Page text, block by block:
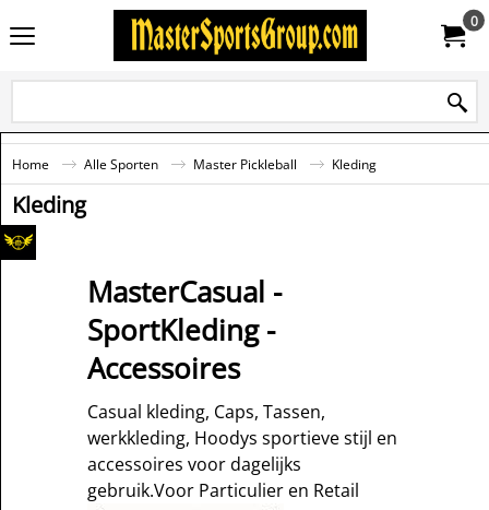
0
Home Alle Sporten Master Pickleball Kleding
Kleding
MasterCasual -
SportKleding -
Accessoires
Casual kleding, Caps, Tassen,
werkkleding, Hoodys sportieve stijl en
accessoires voor dagelijks
gebruik.Voor Particulier en Retail